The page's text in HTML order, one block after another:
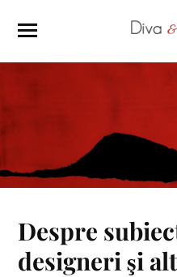
Despre
designeri şi